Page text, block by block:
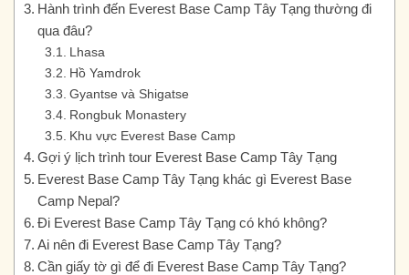
Hành trình đến Everest Base Camp Tây Tạng thường đi
qua đâu?
Lhasa
Hồ Yamdrok
Gyantse và Shigatse
Rongbuk Monastery
Khu vực Everest Base Camp
Gợi ý lịch trình tour Everest Base Camp Tây Tạng
Everest Base Camp Tây Tạng khác gì Everest Base
Camp Nepal?
Đi Everest Base Camp Tây Tạng có khó không?
Ai nên đi Everest Base Camp Tây Tạng?
Cần giấy tờ gì để đi Everest Base Camp Tây Tạng?